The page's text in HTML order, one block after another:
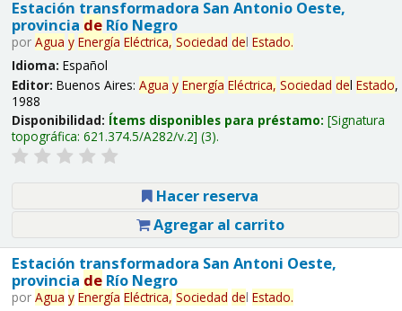
Estación transformadora San Antonio Oeste,
provincia deRío Negro
por Agua y Energía Eléctrica, Sociedad del Estado.
Idioma: Español
Editor: Buenos Aires: Agua y Energía Eléctrica, Sociedad del Estado,
1988
Disponibilidad: Ítems disponibles para préstamo: Signatura
topográfica: 621.374.5/A282/v.2 (3).
Hacer reserva
Agregar al carrito
Estación transformadora San Antoni Oeste,
provincia deRío Negro
por Agua y Energía Eléctrica, Sociedad del Estado.